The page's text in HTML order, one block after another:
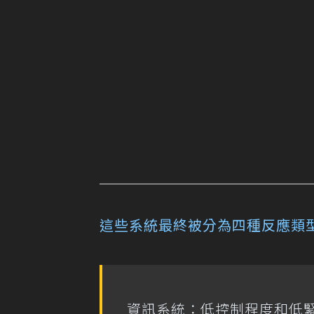
這些系統最終被分為四種反應類
資訊系統：低控制程度和低